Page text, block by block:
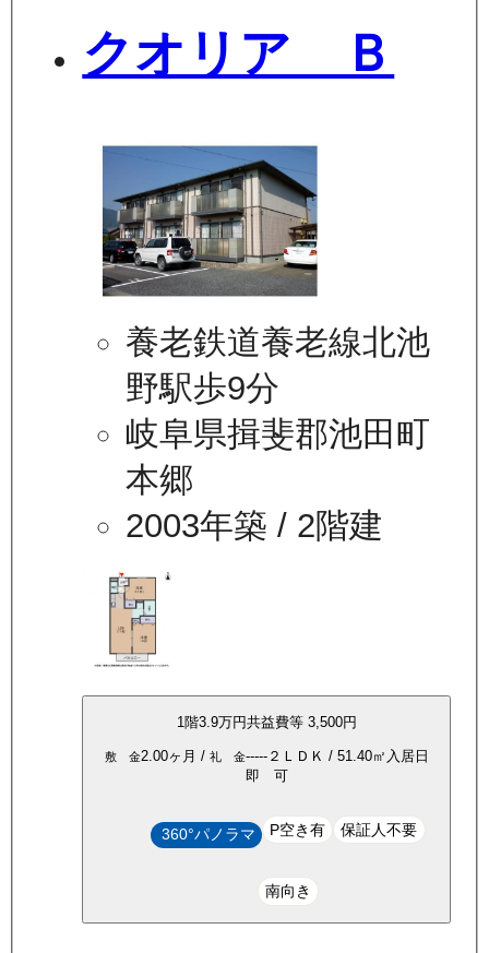
クオリア Ｂ
養老鉄道養老線北池
野駅歩9分
岐阜県揖斐郡池田町
本郷
2003年築 / 2階建
1 階3.9万円共益費等 3,500円
敷 金2.00ヶ月 / 礼 金-----２ＬＤＫ / 51.40㎡ 入居日
即 可
360°パノラマ P空き有 保証人不要
南向き